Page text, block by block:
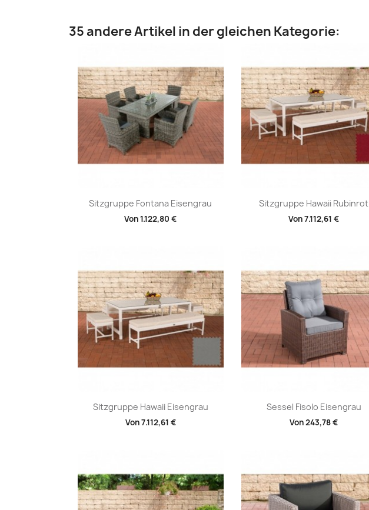
35 andere Artikel in der gleichen Kategorie:
Sitzgruppe Fontana Eisengrau
Von1.122,80 €
 Vorschau Sitzgruppe Hawaii Rubinrot
Von7.112,61 €
Vorschau
Sitzgruppe Hawaii Eisengrau
Von7.112,61 €
Vorschau Sessel Fisolo Eisengrau
Von243,78 €
Vorschau